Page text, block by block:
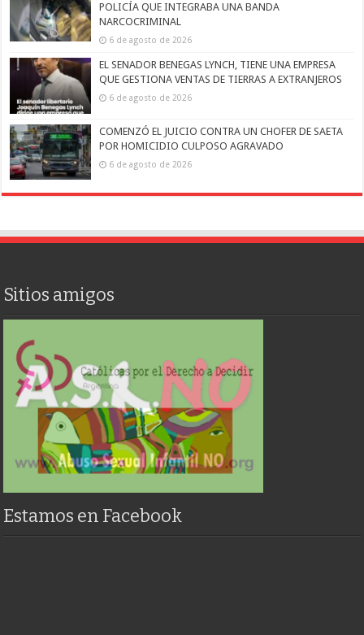
POLICÍA QUE INTEGRABA UNA BANDA
NARCOCRIMINAL
6 de agosto de 2026
EL SENADOR BENEGAS LYNCH, TIENE UNA EMPRESA
QUE GESTIONA VENTAS DE TIERRAS A EXTRANJEROS
6 de agosto de 2026
COMENZÓ EL JUICIO CONTRA UN CHOFER DE SAETA
POR HOMICIDIO CULPOSO AGRAVADO
6 de agosto de 2026
Sitios amigos
Estamos en Facebook